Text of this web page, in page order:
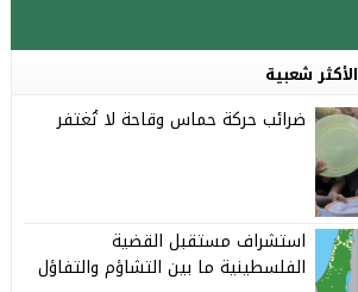
الأكثر شعبية
ضرائب حركة حماس وقاحة لا تُغتفر
استشراف مستقبل القضية
الفلسطينية ما بين التشاؤم والتفاؤل